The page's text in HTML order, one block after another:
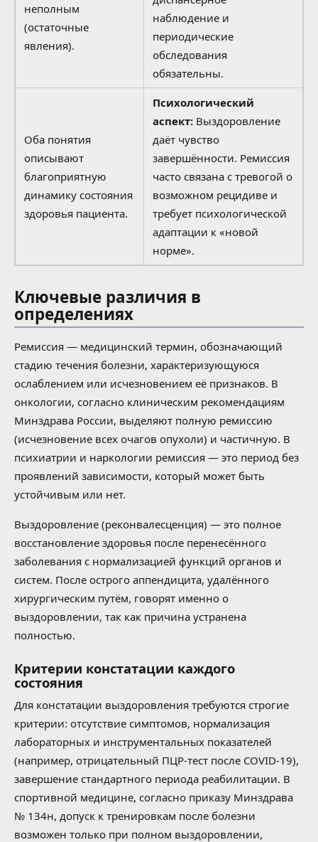
неполным
(остаточные
явления).
наблюдение и
периодические
обследования
обязательны.
Оба понятия
описывают
благоприятную
динамику состояния
здоровья пациента.
Психологический
аспект: Выздоровление
даёт чувство
завершённости. Ремиссия
часто связана с тревогой о
возможном рецидиве и
требует психологической
адаптации к «новой
норме».
Ключевые различия в
определениях
Ремиссия — медицинский термин, обозначающий
стадию течения болезни, характеризующуюся
ослаблением или исчезновением её признаков. В
онкологии, согласно клиническим рекомендациям
Минздрава России, выделяют полную ремиссию
(исчезновение всех очагов опухоли) и частичную. В
психиатрии и наркологии ремиссия — это период без
проявлений зависимости, который может быть
устойчивым или нет.
Выздоровление (реконвалесценция) — это полное
восстановление здоровья после перенесённого
заболевания с нормализацией функций органов и
систем. После острого аппендицита, удалённого
хирургическим путём, говорят именно о
выздоровлении, так как причина устранена
полностью.
Критерии констатации каждого
состояния
Для констатации выздоровления требуются строгие
критерии: отсутствие симптомов, нормализация
лабораторных и инструментальных показателей
(например, отрицательный ПЦР-тест после COVID-19),
завершение стандартного периода реабилитации. В
спортивной медицине, согласно приказу Минздрава
№ 134н, допуск к тренировкам после болезни
возможен только при полном выздоровлении,